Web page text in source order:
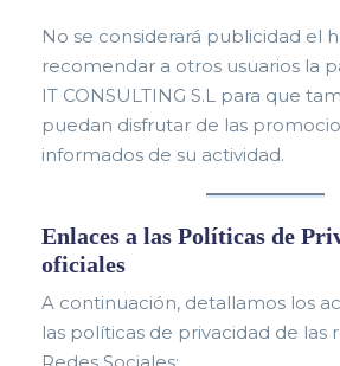
No se considerará publicidad el
recomendar a otros usuarios la
IT CONSULTING S.L para que
puedan disfrutar de las
informados de su actividad.
Enlaces a las Políticas de
oficiales
A continuación, detallamos los
las políticas de privacidad de las